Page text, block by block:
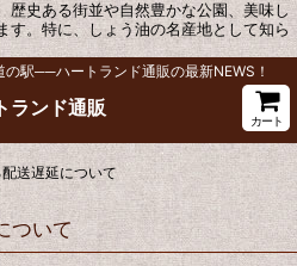
歴史ある街並や自然豊かな公園、美味し
す。特に、しょう油の名産地として知ら
駅──ハートランド通販の最新NEWS！
ランド通販
カート
送遅延について
ついて